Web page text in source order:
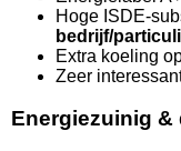
Hoge ISDE-
bedrijf/
Extra koeling
Zeer
Energiezuinig &